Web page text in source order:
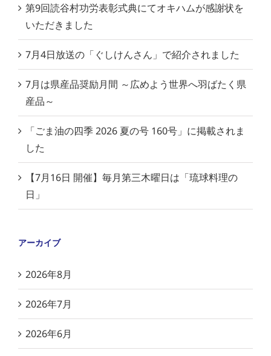
第9回読谷村功労表彰式典にてオキハムが感謝状を
いただきました
7月4日放送の「ぐしけんさん」で紹介されました
7月は県産品奨励月間 ～広めよう世界へ羽ばたく県
産品～
「ごま油の四季 2026 夏の号 160号」に掲載されま
した
【7月16日 開催】毎月第三木曜日は「琉球料理の
日」
アーカイブ
2026年8月
2026年7月
2026年6月